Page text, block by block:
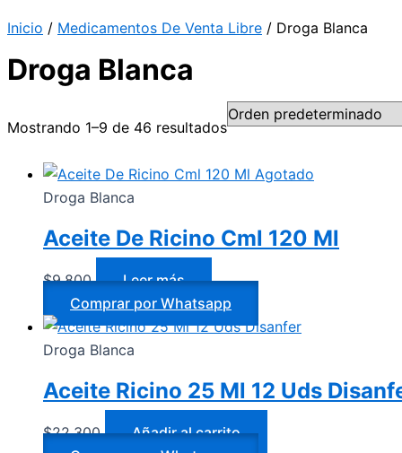
Inicio / Medicamentos De Venta Libre / Droga Blanca
Droga Blanca
Mostrando 1–9 de 46 resultados
Agotado
Droga Blanca
Aceite De Ricino Cml 120 Ml
$9.800
Leer más
Comprar por Whatsapp
Droga Blanca
Aceite Ricino 25 Ml 12 Uds
$22.300
Añadir al carrito